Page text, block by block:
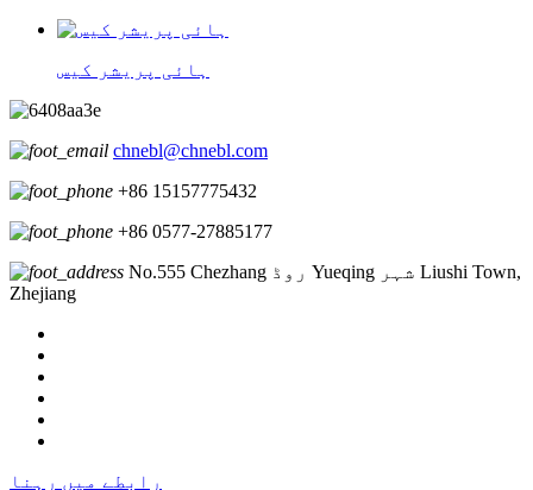
ہائی پریشر کیس
chnebl@chnebl.com
+86 15157775432
+86 0577-27885177
No.555 Chezhang روڈ Yueqing شہر Liushi Town,
Zhejiang
رابطے میں رہنا